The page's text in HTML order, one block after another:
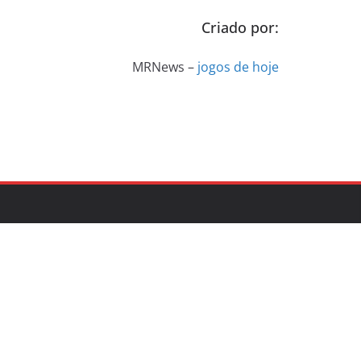
Criado por:
MRNews – jogos de hoje